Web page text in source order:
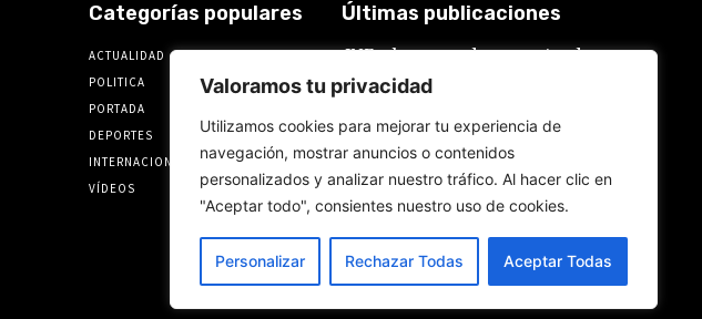
Valoramos tu privacidad
Utilizamos cookies para mejorar tu experiencia de
navegación, mostrar anuncios o contenidos
personalizados y analizar nuestro tráfico. Al hacer clic en
"Aceptar todo", consientes nuestro uso de cookies.
Personalizar Rechazar Todas Aceptar Todas
Categorías populares
ACTUALIDAD
POLITICA
2018
PORTADA
DEPORTES
577
INTERNACIONALES
559
VÍDEOS
534
Últimas publicaciones
JNE y los casos de renuncias de
candidatos a alcaldes similares a
los de López Aliaga: La
reglamento
6 de agosto de 2026
Rafael López Aliaga recibe sin
a la candidatura a la alcaldía de
Lima
5 de agosto de 2026